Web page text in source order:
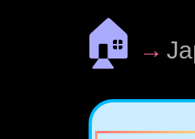
🏠 →